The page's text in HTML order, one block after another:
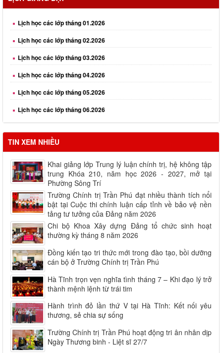
Lịch học các lớp tháng 01.2026
Lịch học các lớp tháng 02.2026
Lịch học các lớp tháng 03.2026
Lịch học các lớp tháng 04.2026
Lịch học các lớp tháng 05.2026
Lịch học các lớp tháng 06.2026
Lịch học các lớp tháng 08.2026
TIN XEM NHIỀU
Khai giảng lớp Trung lý luận chính trị, hệ không tập
trung Khóa 210, năm học 2026 - 2027, mở tại
Phường Sông Trí
Trường Chính trị Trần Phú đạt nhiều thành tích nổi
bật tại Cuộc thi chính luận cấp tỉnh về bảo vệ nền
tảng tư tưởng của Đảng năm 2026
Chi bộ Khoa Xây dựng Đảng tổ chức sinh hoạt
thường kỳ tháng 8 năm 2026
Đồng kiến tạo tri thức mới trong đào tạo, bồi dưỡng
cán bộ ở Trường Chính trị Trần Phú
Hà Tĩnh trọn vẹn nghĩa tình tháng 7 – Khi đạo lý trở
thành mệnh lệnh từ trái tim
Hành trình đỏ lần thứ V tại Hà Tĩnh: Kết nối yêu
thương, sẻ chia sự sống
Trường Chính trị Trần Phú hoạt động tri ân nhân dịp
Ngày Thương binh - Liệt sĩ 27/7